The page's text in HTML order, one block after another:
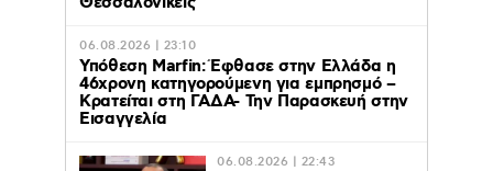
06.08.2026 | 23:10
Υπόθεση Marfin: Έφθασε στην Ελλάδα η
46χρονη κατηγορούμενη για εμπρησμό –
Κρατείται στη ΓΑΔΑ- Την Παρασκευή στην
Εισαγγελία
06.08.2026 | 22:43